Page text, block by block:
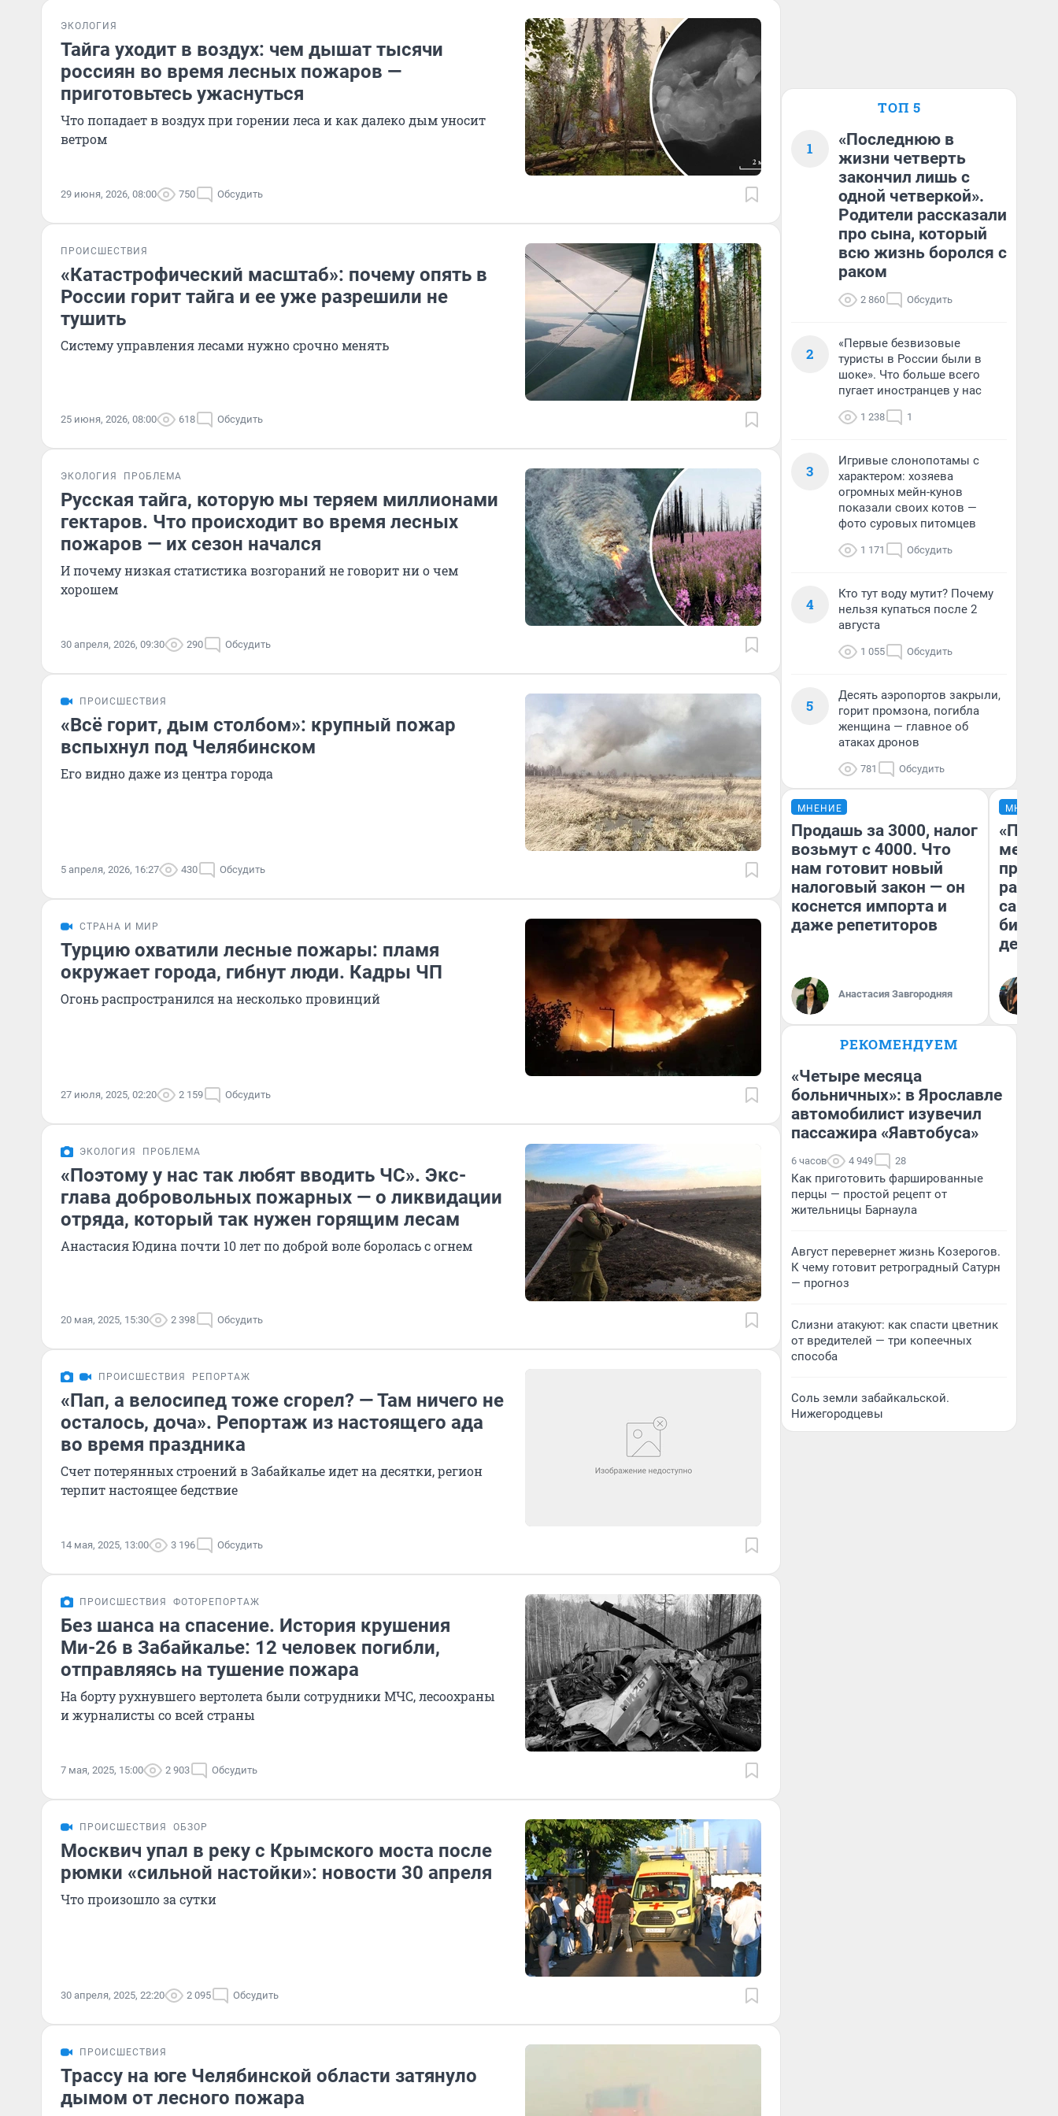
ЭКОЛОГИЯ
Тайга уходит в воздух: чем дышат тысячи
россиян во время лесных пожаров —
приготовьтесь ужаснуться
Что попадает в воздух при горении леса и как далеко дым уносит
ветром
29 июня, 2026, 08:00 750 Обсудить
ПРОИСШЕСТВИЯ
«Катастрофический масштаб»: почему опять в
России горит тайга и ее уже разрешили не
тушить
Систему управления лесами нужно срочно менять
25 июня, 2026, 08:00 618 Обсудить
ЭКОЛОГИЯ ПРОБЛЕМА
Русская тайга, которую мы теряем миллионами
гектаров. Что происходит во время лесных
пожаров — их сезон начался
И почему низкая статистика возгораний не говорит ни о чем
хорошем
30 апреля, 2026, 09:30 290 Обсудить
ПРОИСШЕСТВИЯ
«Всё горит, дым столбом»: крупный пожар
вспыхнул под Челябинском
Его видно даже из центра города
5 апреля, 2026, 16:27 430 Обсудить
СТРАНА И МИР
Турцию охватили лесные пожары: пламя
окружает города, гибнут люди. Кадры ЧП
Огонь распространился на несколько провинций
27 июля, 2025, 02:20 2 159 Обсудить
ЭКОЛОГИЯ ПРОБЛЕМА
«Поэтому у нас так любят вводить ЧС». Экс-
глава добровольных пожарных — о ликвидации
отряда, который так нужен горящим лесам
Анастасия Юдина почти 10 лет по доброй воле боролась с огнем
20 мая, 2025, 15:30 2 398 Обсудить
ПРОИСШЕСТВИЯ РЕПОРТАЖ
«Пап, а велосипед тоже сгорел? — Там ничего не
осталось, доча». Репортаж из настоящего ада
во время праздника
Счет потерянных строений в Забайкалье идет на десятки, регион
терпит настоящее бедствие
14 мая, 2025, 13:00 3 196 Обсудить
ПРОИСШЕСТВИЯ ФОТОРЕПОРТАЖ
Без шанса на спасение. История крушения
Ми-26 в Забайкалье: 12 человек погибли,
отправляясь на тушение пожара
На борту рухнувшего вертолета были сотрудники МЧС, лесоохраны
и журналисты со всей страны
7 мая, 2025, 15:00 2 903 Обсудить
ПРОИСШЕСТВИЯ ОБЗОР
Москвич упал в реку с Крымского моста после
рюмки «сильной настойки»: новости 30 апреля
Что произошло за сутки
30 апреля, 2025, 22:20 2 095 Обсудить
ПРОИСШЕСТВИЯ
Трассу на юге Челябинской области затянуло
дымом от лесного пожара
ТОП 5
1
«Последнюю в
жизни четверть
закончил лишь с
одной четверкой».
Родители рассказали
про сына, который
всю жизнь боролся с
раком
2 860 Обсудить
2
«Первые безвизовые
туристы в России были в
шоке». Что больше всего
пугает иностранцев у нас
1 238 1
3
Игривые слонопотамы с
характером: хозяева
огромных мейн-кунов
показали своих котов —
фото суровых питомцев
1 171 Обсудить
4
Кто тут воду мутит? Почему
нельзя купаться после 2
августа
1 055 Обсудить
5
Десять аэропортов закрыли,
горит промзона, погибла
женщина — главное об
атаках дронов
781 Обсудить
МНЕНИЕ
Продашь за 3000, налог
возьмут с 4000. Что
нам готовит новый
налоговый закон — он
коснется импорта и
даже репетиторов
Анастасия Завгородняя
МНЕНИЕ
самом
РЕКОМЕНДУЕМ
«Четыре месяца
больничных»: в Ярославле
автомобилист изувечил
пассажира «Яавтобуса»
6 часов 4 949 28
Как приготовить фаршированные
перцы — простой рецепт от
жительницы Барнаула
Август перевернет жизнь Козерогов.
К чему готовит ретроградный Сатурн
— прогноз
Слизни атакуют: как спасти цветник
от вредителей — три копеечных
способа
Соль земли забайкальской.
Нижегородцевы